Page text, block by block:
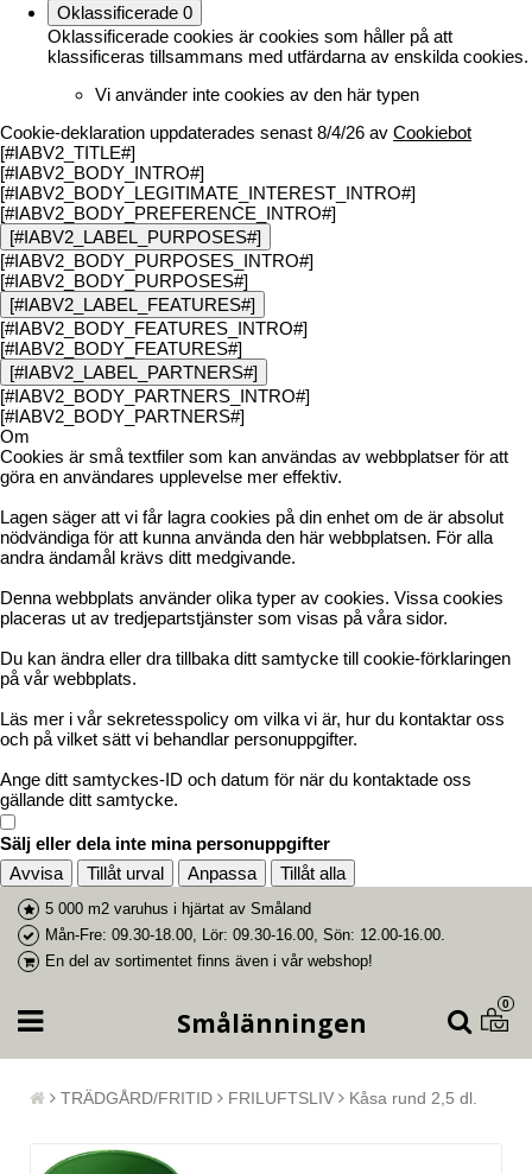
Oklassificerade 0
Oklassificerade cookies är cookies som håller på att
klassificeras tillsammans med utfärdarna av enskilda cookies.
Vi använder inte cookies av den här typen
Cookie-deklaration uppdaterades senast 8/4/26 av Cookiebot
[#IABV2_TITLE#]
[#IABV2_BODY_INTRO#]
[#IABV2_BODY_LEGITIMATE_INTEREST_INTRO#]
[#IABV2_BODY_PREFERENCE_INTRO#]
[#IABV2_LABEL_PURPOSES#]
[#IABV2_BODY_PURPOSES_INTRO#]
[#IABV2_BODY_PURPOSES#]
[#IABV2_LABEL_FEATURES#]
[#IABV2_BODY_FEATURES_INTRO#]
[#IABV2_BODY_FEATURES#]
[#IABV2_LABEL_PARTNERS#]
[#IABV2_BODY_PARTNERS_INTRO#]
[#IABV2_BODY_PARTNERS#]
Om
Cookies är små textfiler som kan användas av webbplatser för att
göra en användares upplevelse mer effektiv.
Lagen säger att vi får lagra cookies på din enhet om de är absolut
nödvändiga för att kunna använda den här webbplatsen. För alla
andra ändamål krävs ditt medgivande.
Denna webbplats använder olika typer av cookies. Vissa cookies
placeras ut av tredjepartstjänster som visas på våra sidor.
Du kan ändra eller dra tillbaka ditt samtycke till cookie-förklaringen
på vår webbplats.
Läs mer i vår sekretesspolicy om vilka vi är, hur du kontaktar oss
och på vilket sätt vi behandlar personuppgifter.
Ange ditt samtyckes-ID och datum för när du kontaktade oss
gällande ditt samtycke.
Sälj eller dela inte mina personuppgifter
Avvisa
Tillåt urval Anpassa Tillåt alla
5 000 m2 varuhus i hjärtat av Småland
Mån-Fre: 09.30-18.00, Lör: 09.30-16.00, Sön: 12.00-16.00.
En del av sortimentet finns även i vår webshop!
Smålänningen
0
TRÄDGÅRD/FRITID FRILUFTSLIV Kåsa rund 2,5 dl.